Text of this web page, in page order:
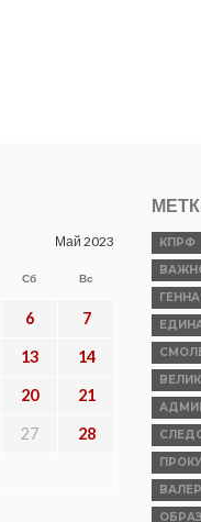
Май 2023
Сб Вс
6 7
13 14
20 21
27 28
КПРФ